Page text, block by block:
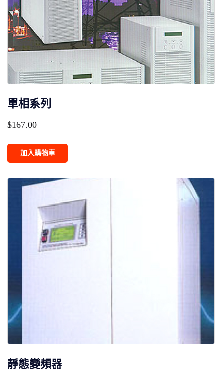
單相系列
$167.00
加入購物車
靜態變頻器